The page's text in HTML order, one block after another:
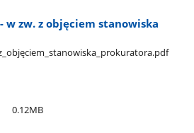
w zw. z objęciem stanowiska
0.12MB